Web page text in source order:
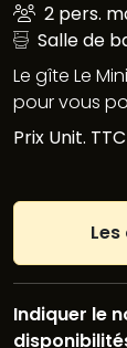
2 pers.
Salle de
Le gîte Le
pour vous
Prix Unit. TTC
Indiquer le